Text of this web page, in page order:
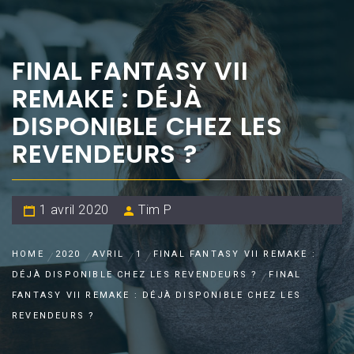
FINAL FANTASY VII
REMAKE : DÉJÀ
DISPONIBLE CHEZ LES
REVENDEURS ?
1 avril 2020 Tim P
HOME 2020 AVRIL 1
FINAL FANTASY VII REMAKE :
DÉJÀ DISPONIBLE CHEZ LES REVENDEURS ?
FINAL
FANTASY VII REMAKE : DÉJÀ DISPONIBLE CHEZ LES
REVENDEURS ?